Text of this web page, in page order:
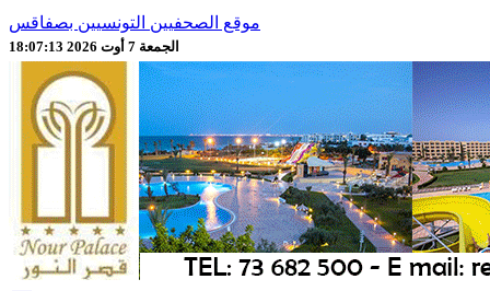
موقع الصحفيين التونسيين بصفاقس
الجمعة 7 أوت 2026 18:07:15